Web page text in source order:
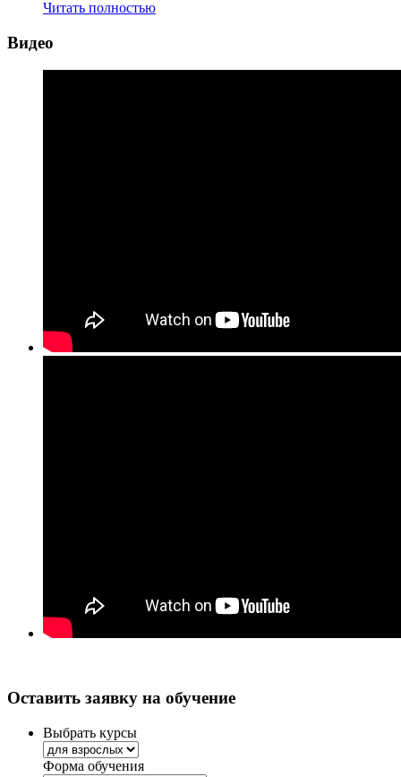
Читать полностью
Видео
Оставить заявку на обучение
Выбрать курсы
Форма обучения